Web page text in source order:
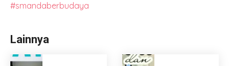
#smandaberbudaya
Lainnya